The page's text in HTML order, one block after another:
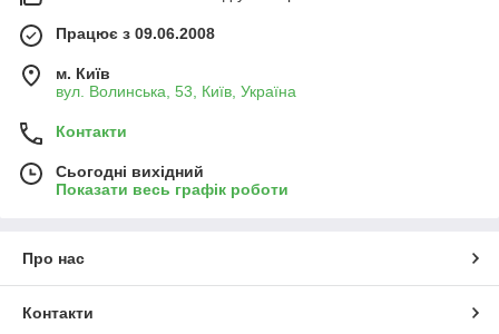
Працює з 09.06.2008
м. Київ
вул. Волинська, 53, Київ, Україна
Контакти
Сьогодні вихідний
Показати весь графік роботи
Про нас
Контакти